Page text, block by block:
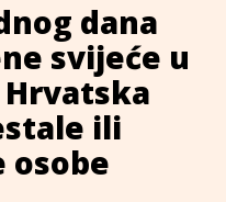
dana
svijeće u
ili
osobe